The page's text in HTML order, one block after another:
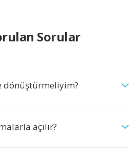
Sorular
dönüştürmeliyim?
açılır?